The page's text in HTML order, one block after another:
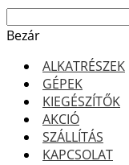
Bezár
ALKATRÉSZEK
GÉPEK
KIEGÉSZÍTŐK
AKCIÓ
SZÁLLÍTÁS
KAPCSOLAT